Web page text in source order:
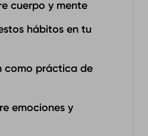
cuerpo y mente
hábitos en tu
como práctica de
emociones y